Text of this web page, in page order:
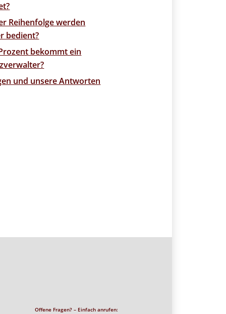
Reihenfolge werden
bedient?
bekommt ein
und unsere Antworten
Offene Fragen? – Einfach anrufen: